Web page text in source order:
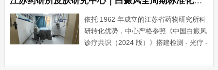
率、智能管理等诸多优势，···...
依托 1962 年成立的江苏省药物研究所科
研转化优势，中心严格参照《中国白癜风
诊疗共识（2024 版）》搭建检测 - 光疗 -
区分进展期、稳定期、儿童、肢端、大面